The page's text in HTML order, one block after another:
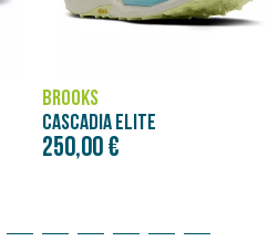
BROOKS
CASCADIA ELITE
250,00 €